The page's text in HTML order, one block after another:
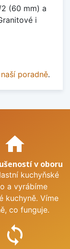
(60 mm) a
i
poradně.
home
v oboru
kuchyňské
a vyrábíme
kuchyně. Víme
co funguje.
sync